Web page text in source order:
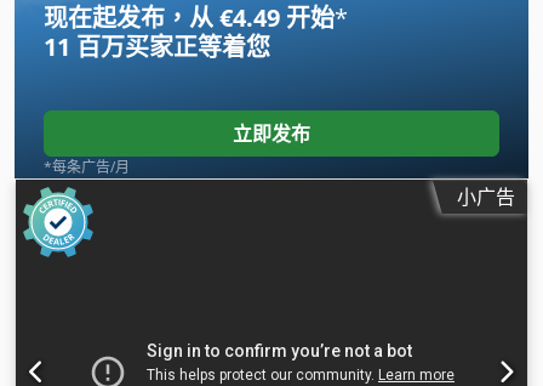
现在起发布，从 €4.49 开始*
11 百万买家正等着您
立即发布
*每条广告/月
小广告